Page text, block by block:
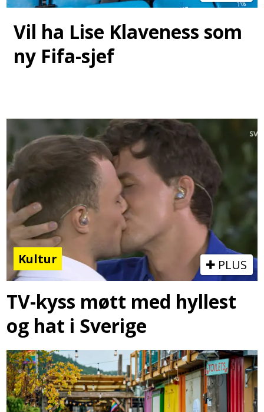
Vil ha Lise Klaveness som
ny Fifa-sjef
Kultur PLUS
TV-kyss møtt med hyllest
og hat i Sverige